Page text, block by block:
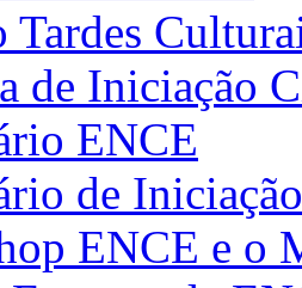
Tardes
de Iniciação
ENCE
de
ENCE e o